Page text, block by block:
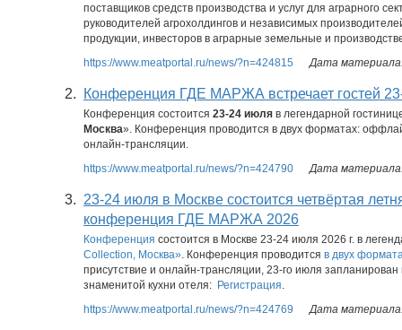
поставщиков средств производства и услуг для аграрного
руководителей агрохолдингов и независимых
продукции, инвесторов в аграрные земельные и
https://www.meatportal.ru/news/?n=424815
Дата
2. Конференция ГДЕ МАРЖА встречает гостей
Конференция состоится 23-24 июля в легендарной
Москва». Конференция проводится в двух форматах:
онлайн-трансляции.
https://www.meatportal.ru/news/?n=424790
Дата
3. 23-24 июля в Москве состоится четвёртая
конференция ГДЕ МАРЖА 2026
Конференция состоится в Москве 23-24 июля 2026 г. в
Collection, Москва». Конференция проводится в двух
присутствие и онлайн-трансляции, 23-го июля запланирован
знаменитой кухни отеля: Регистрация.
https://www.meatportal.ru/news/?n=424769
Дата